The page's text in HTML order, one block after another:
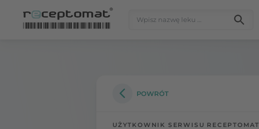
POWRÓT
UŻYTKOWNIK SERWISU RECEPTOMAT